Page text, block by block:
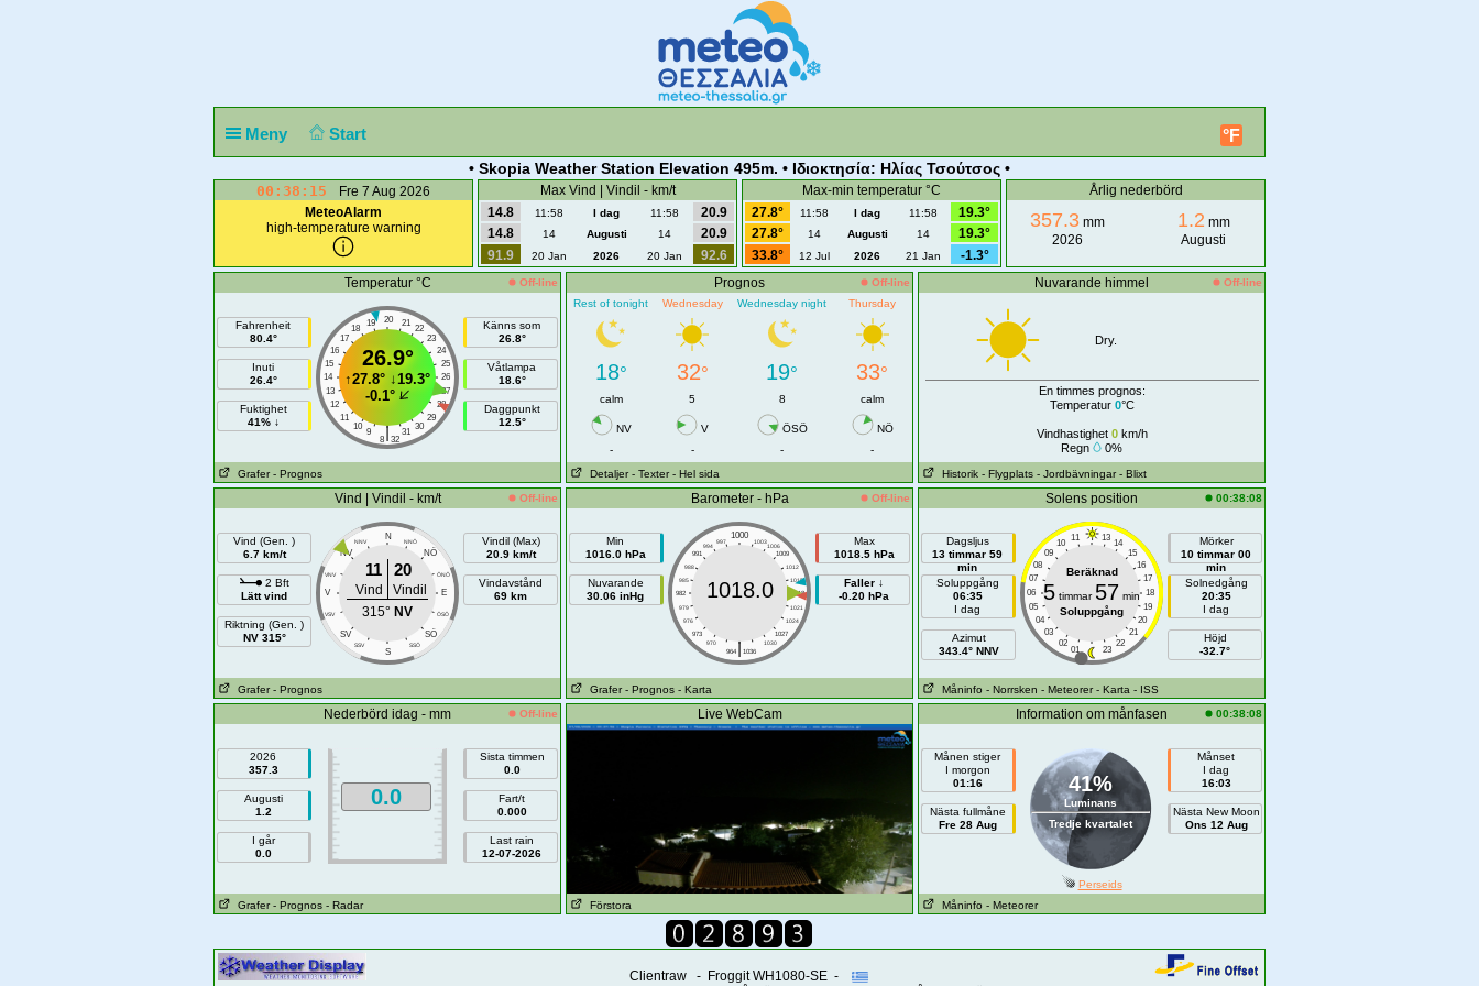
Meny Start °F
• Skopia Weather Station Elevation 495m. • Ιδιοκτησία: Ηλίας Τσούτσος •
00:38:15
Fre 7 Aug 2026
MeteoAlarm
high-temperature warning
Max Vind | Vindil - km/t
14.8
11:58 I dag 11:58
20.9
14.8
14 Augusti 14
20.9
91.9
20 Jan 2026 20 Jan 92.6
Max-min temperatur °C
27.8°
11:58 I dag 11:58
19.3°
27.8°
14 Augusti 14
19.3°
33.8°
12 Jul 2026 21 Jan -1.3°
Årlig nederbörd
357.3 mm
2026
1.2 mm
Augusti
Temperatur °C Off-line
Fahrenheit
80.4°
Inuti
26.4°
Fuktighet
41% ↓
20
19 21
18
22
17
23
16
24
15
25
14
26
13
27
12
28
11
29
10
30
9 31
|
8 32
26.9°
↑27.8° ↓19.3°
-0.1°
Känns som
26.8°
Våtlampa
18.6°
Daggpunkt
12.5°
Grafer - Prognos
Prognos
Off-line
Rest of tonight
Wednesday Wednesday night Thursday
18° 32° 19° 33°
calm 5 8 calm
NV V ÖSÖ
NÖ
-
- -
-
Detaljer - Texter - Hel sida
Nuvarande himmel Off-line
Dry.
En timmes prognos:
Temperatur 0°C
Vindhastighet 0km/h
Regn
0%
Historik - Flygplats - Jordbävningar - Blixt
Vind | Vindil - km/t Off-line
Vind (Gen. )
6.7 km/t
2 Bft
Lätt vind
Riktning (Gen. )
NV 315°
N
NNV NNÖ
NV NÖ
VNV ÖNÖ
V E
VSV ÖSÖ
SV SÖ
SSV SSÖ
S
11 20
Vind
Vindil
315° NV
Vindil (Max)
20.9 km/t
Vindavstånd
69 km
Grafer - Prognos
Barometer - hPa Off-line
Min
1016.0 hPa
Nuvarande
30.06 inHg
1000
997 1003
994
1006
991
1009
988
1012
985
1015
982
1018
979
1021
976
1024
973
1027
970
1030
|
964 1036
1018.0
Max
1018.5 hPa
Faller ↓
-0.20 hPa
Grafer - Prognos - Karta
Solens position 00:38:08
Dagsljus
13 timmar 59
min
Soluppgång
06:35
I dag
Azimut
343.4° NNV
11 13
10
14
09
15
08
16
07
17
06
18
05
19
04
20
03
21
02
22
01 23
Beräknad
5 timmar 57 min
Soluppgång
Mörker
10 timmar 00
min
Solnedgång
20:35
I dag
Höjd
-32.7°
Måninfo - Norrsken - Meteorer - Karta - ISS
Nederbörd idag - mm Off-line
2026
357.3
Augusti
1.2
I går
0.0
0.0
Sista timmen
0.0
Fart/t
0.000
Last rain
12-07-2026
Grafer - Prognos - Radar
Live WebCam
Förstora
Information om månfasen 00:38:08
Månen stiger
I morgon
01:16
Nästa fullmåne
Fre 28 Aug
41%
Luminans
Tredje kvartalet
Månset
I dag
16:03
Nästa New Moon
Ons 12 Aug
Perseids
Måninfo - Meteorer
Clientraw - Froggit WH1080-SE -